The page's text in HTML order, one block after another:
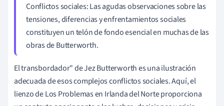
Conflictos sociales: Las agudas observaciones sobre las
tensiones, diferencias y enfrentamientos sociales
constituyen un telón de fondo esencial en muchas de las
obras de Butterworth.
El transbordador" de Jez Butterworth es una ilustración
adecuada de esos complejos conflictos sociales. Aquí, el
lienzo de Los Problemas en Irlanda del Norte proporciona